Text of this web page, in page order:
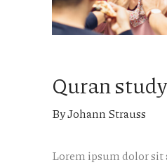
Quran study
By Johann Strauss
Lorem ipsum dolor sit